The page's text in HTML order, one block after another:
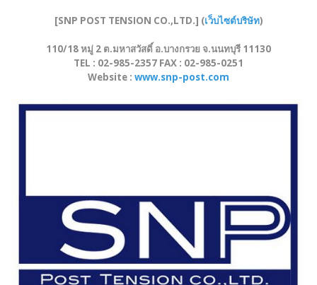
[SNP POST TENSION CO.,LTD.] (เว็บไซต์บริษัท)
110/18 หมู่ 2 ต.มหาสวัสดิ์ อ.บางกรวย จ.นนทบุรี 11130
TEL : 02-985-2357 FAX : 02-985-0251
Website : www.snp-post.com